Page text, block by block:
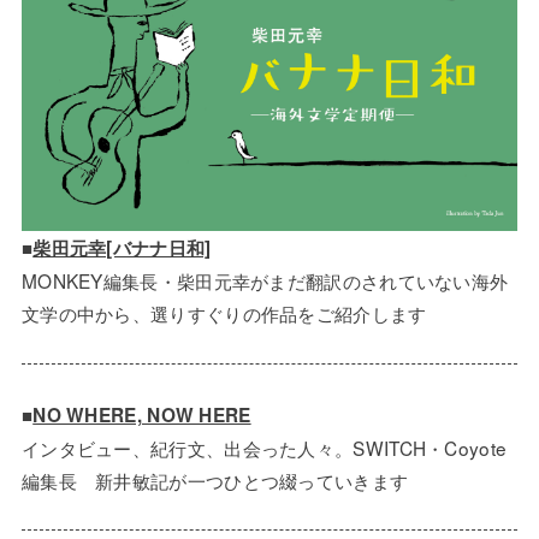
■柴田元幸[バナナ日和]
MONKEY編集長・柴田元幸がまだ翻訳のされていない海外
文学の中から、選りすぐりの作品をご紹介します
■NO WHERE, NOW HERE
インタビュー、紀行文、出会った人々。SWITCH・Coyote
編集長 新井敏記が一つひとつ綴っていきます